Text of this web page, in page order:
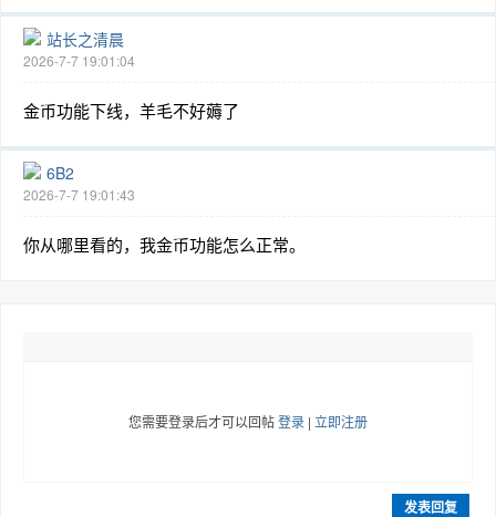
站长之清晨
2026-7-7 19:01:04
金币功能下线，羊毛不好薅了
6B2
2026-7-7 19:01:43
你从哪里看的，我金币功能怎么正常。
您需要登录后才可以回帖登录 | 立即注册
发表回复